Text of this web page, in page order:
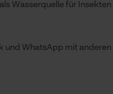
Wasserquelle für
und WhatsApp mit